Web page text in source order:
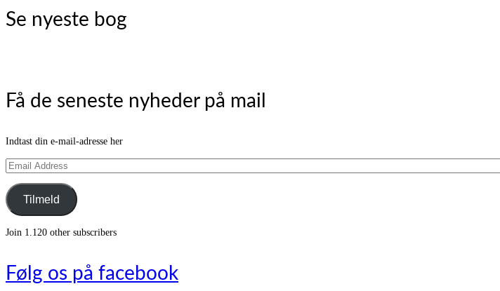
Se nyeste bog
Få de seneste nyheder på mail
Indtast din e-mail-adresse her
Email
Tilmeld
Join 1.120 other subscribers
Følg os på facebook